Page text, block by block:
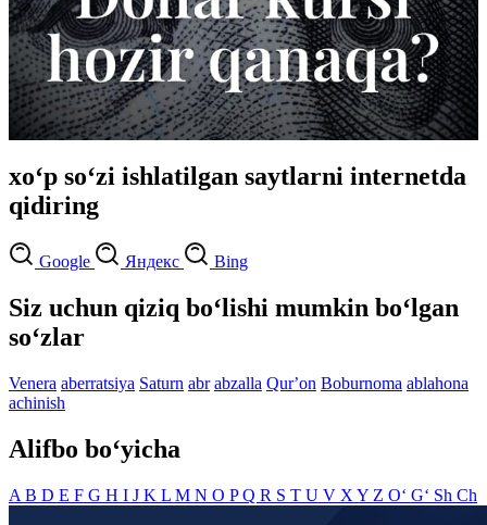
xo‘p so‘zi ishlatilgan saytlarni internetda
qidiring
Google Яндекс Bing
Siz uchun qiziq bo‘lishi mumkin bo‘lgan
so‘zlar
Venera aberratsiya Saturn abr abzalla Qurʼon Boburnoma ablahona
achinish
Alifbo bo‘yicha
A B D E F G H I J K L M N O PQ R S T U V X Y Z O‘ G‘ Sh Ch